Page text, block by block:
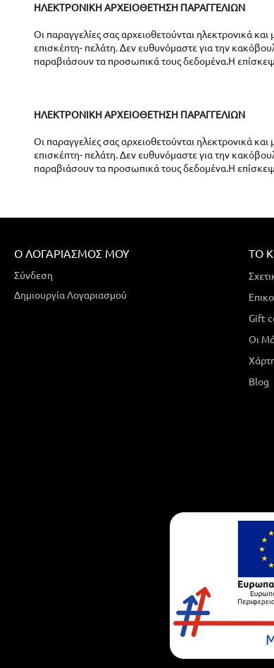
ΗΛΕΚΤΡΟΝΙΚΗ ΑΡΧΕΙΟΘΕΤΗΣΗ ΠΑΡΑΓΓΕΛΙΩΝ
Οι παραγγελίες σας αρχειοθετούνται ηλεκτρονικά
επισκέπτη- πελάτη. Δεν ευθυνόμαστε για την
παραβιάσουν τα προσωπικά τους δεδομένα.Η
ΗΛΕΚΤΡΟΝΙΚΗ ΑΡΧΕΙΟΘΕΤΗΣΗ ΠΑΡΑΓΓΕΛΙΩΝ
Οι παραγγελίες σας αρχειοθετούνται ηλεκτρονικά
επισκέπτη- πελάτη. Δεν ευθυνόμαστε για την
παραβιάσουν τα προσωπικά τους δεδομένα.Η
Ο ΛΟΓΑΡΙΑΣΜΌΣ ΜΟΥ
Σύνδεση
Δημιουργία Λογαριασμού
ΤΟ
Gift
Οι
Blog